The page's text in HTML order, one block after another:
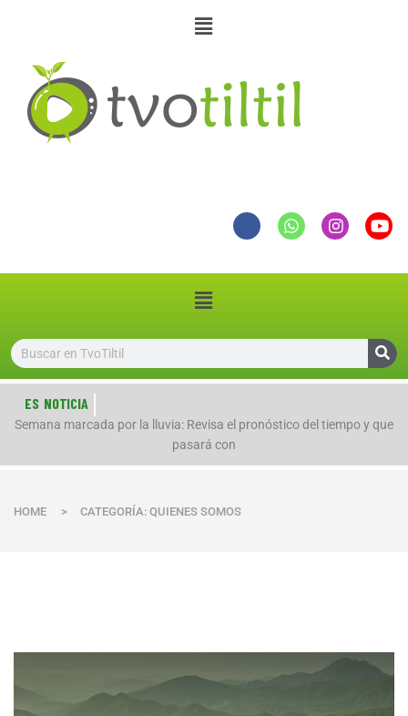
ES NOTICIA
Semana marcada por la lluvia: Revisa el pronóstico del tiempo y que
pasará con
HOME > CATEGORÍA: QUIENES SOMOS